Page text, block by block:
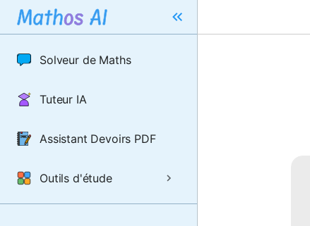
Solveur de Maths
Tuteur IA
Assistant Devoirs PDF
Outils d'étude